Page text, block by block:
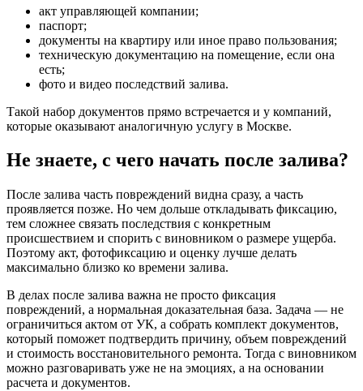
акт управляющей компании;
паспорт;
документы на квартиру или иное право пользования;
техническую документацию на помещение, если она
есть;
фото и видео последствий залива.
Такой набор документов прямо встречается и у компаний,
которые оказывают аналогичную услугу в Москве.
Не знаете, с чего начать после залива?
После залива часть повреждений видна сразу, а часть
проявляется позже. Но чем дольше откладывать фиксацию,
тем сложнее связать последствия с конкретным
происшествием и спорить с виновником о размере ущерба.
Поэтому акт, фотофиксацию и оценку лучше делать
максимально близко ко времени залива.
В делах после залива важна не просто фиксация
повреждений, а нормальная доказательная база. Задача — не
ограничиться актом от УК, а собрать комплект документов,
который поможет подтвердить причину, объем повреждений
и стоимость восстановительного ремонта. Тогда с виновником
можно разговаривать уже не на эмоциях, а на основании
расчета и документов.